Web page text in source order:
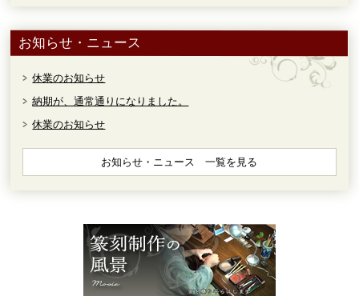
お知らせ・ニュース
休業のお知らせ
納期が、通常通りになりました。
休業のお知らせ
お知らせ・ニュース 一覧を見る